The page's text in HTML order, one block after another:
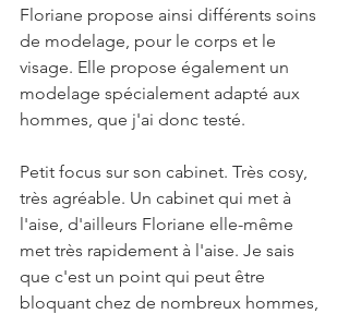
Floriane propose ainsi différents soins
de modelage, pour le corps et le
visage. Elle propose également un
modelage spécialement adapté aux
hommes, que j'ai donc testé.
Petit focus sur son cabinet. Très cosy,
très agréable. Un cabinet qui met à
l'aise, d'ailleurs Floriane elle-même
met très rapidement à l'aise. Je sais
que c'est un point qui peut être
bloquant chez de nombreux hommes,